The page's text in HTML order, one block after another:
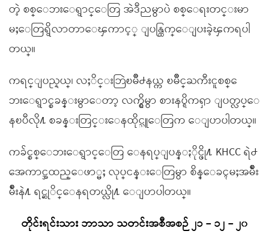
တဲ့ စစ္ေဘးေရွာင္ေတြ အဲဒီညမွာပဲ စစ္ေရးတင္းမာ
မႈေတြရွိလာတာေၾကာင့္ ျပန္ထြက္ေျပးခဲ့ၾကရပါ
တယ္။
ကရင္ျပည္နယ္၊ လႈိင္းဘြဲၿမိဳ႕နယ္က ၿမိဳင္ႀကီးငူစစ္ေ
ဘးေရွာင္စခန္းမွာေတာ့ လက္ရွိမွာ စားနပ္ရိကၡာ ျပတ္လပ္ေ
နၿပီလို႔ စခန္းတြင္းေနထိုင္သူေတြက ေျပာပါတယ္။
ကခ်င္စစ္ေဘးေရွာင္ေတြ ေနရပ္ျပန္ႏိုင္ဖို႔ KHCC ရဲ႕
အေကာင္အထည္ေဖာ္မႈ လုပ္ငန္းေတြမွာ စိန္ေခၚမႈအမ်ိဳး
မ်ိဳးနဲ႔ ရင္ဆုိင္ေနရတယ္လို႔ ေျပာပါတယ္။
တိုင်းရင်းသား ဘာသာ သတင်းအစီအစဉ် ၂၁ – ၁၂ – ၂၀